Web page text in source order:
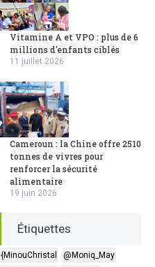
Vitamine A et VPO : plus de 6
millions d'enfants ciblés
11 juillet 2026
Cameroun : la Chine offre 2510
tonnes de vivres pour
renforcer la sécurité
alimentaire
19 juin 2026
Étiquettes
{MinouChristal
@Moniq_May